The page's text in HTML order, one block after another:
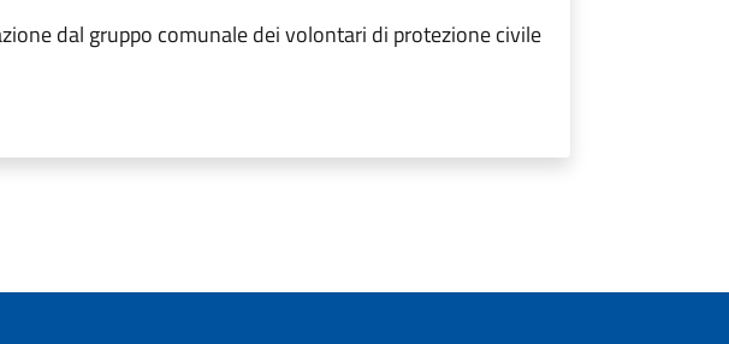
dal gruppo comunale dei volontari di protezione civile